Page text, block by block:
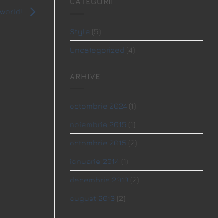
Style (5)
Uncategorized (4)
ARHIVE
octombrie 2024 (1)
noiembrie 2015 (1)
octombrie 2015 (2)
ianuarie 2014 (1)
decembrie 2013 (2)
august 2013 (2)